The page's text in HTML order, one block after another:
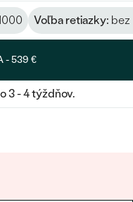
Voľba retiazky: bez
-539 €
3 - 4 týždňov.